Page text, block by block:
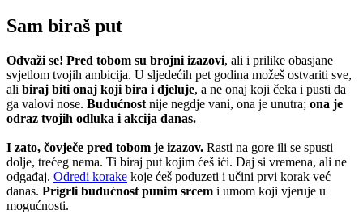
Sam biraš put
Odvaži se! Pred tobom su brojni izazovi, ali i prilike obasjane
svjetlom tvojih ambicija. U sljedećih pet godina možeš ostvariti sve,
ali biraj biti onaj koji bira i djeluje, a ne onaj koji čeka i pusti da
ga valovi nose. Budućnost nije negdje vani, ona je unutra; ona je
odraz tvojih odluka i akcija danas.
I zato, čovječe pred tobom je izazov. Rasti na gore ili se spusti
dolje, trećeg nema. Ti biraj put kojim ćeš ići. Daj si vremena, ali ne
odgađaj. Odredi korake koje ćeš poduzeti i učini prvi korak već
danas. Prigrli budućnost punim srcem i umom koji vjeruje u
mogućnosti.